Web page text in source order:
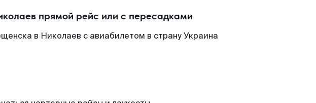
прямой рейс или с пересадками
в Николаев с авиабилетом в страну Украина